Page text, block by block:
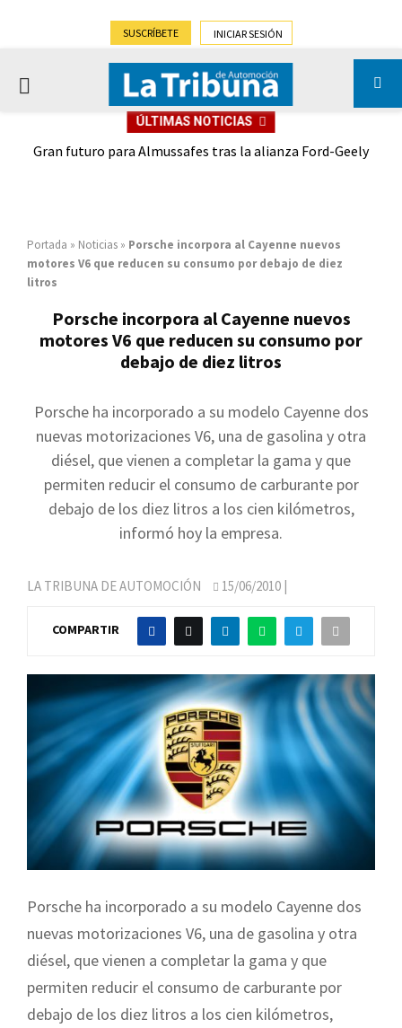
SUSCRÍBETE INICIAR SESIÓN
PRIMARY
ÚLTIMAS NOTICIAS
Gran futuro para Almussafes tras la alianza Ford-Geely
Portada » Noticias » Porsche incorpora al Cayenne nuevos
motores V6 que reducen su consumo por debajo de diez
litros
Porsche incorpora al Cayenne nuevos
motores V6 que reducen su consumo por
debajo de diez litros
Porsche ha incorporado a su modelo Cayenne dos
nuevas motorizaciones V6, una de gasolina y otra
diésel, que vienen a completar la gama y que
permiten reducir el consumo de carburante por
debajo de los diez litros a los cien kilómetros,
informó hoy la empresa.
LA TRIBUNA DE AUTOMOCIÓN 15/06/2010 |
COMPARTIR
Porsche ha incorporado a su modelo Cayenne dos
nuevas motorizaciones V6, una de gasolina y otra
diésel, que vienen a completar la gama y que
permiten reducir el consumo de carburante por
debajo de los diez litros a los cien kilómetros,